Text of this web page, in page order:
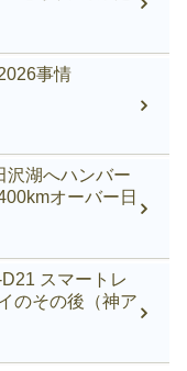
事情
沢湖へハンバー
オーバー日
スマートレ
のその後（神ア